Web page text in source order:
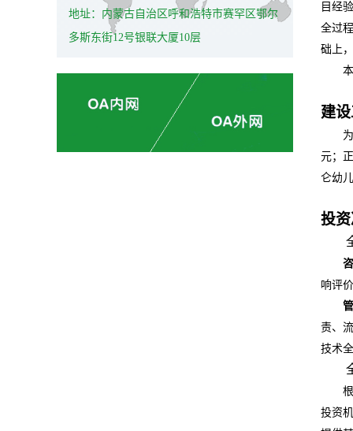
地址：内蒙古自治区呼和浩特市赛罕区鄂尔
多斯东街12号银联大厦10层
目经
全过
础上
建
元；
仑幼
投
响评
责、
技术
投资